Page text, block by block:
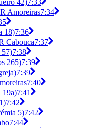
42)7:33
Amoreiras7:34
18)7:36
Cabouca7:37
57)7:38
265)7:39
7:39
7:40
19a)7:41
7:42
5)7:42
7:44